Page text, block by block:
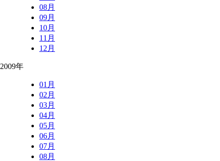
08月
09月
10月
11月
12月
2009年
01月
02月
03月
04月
05月
06月
07月
08月